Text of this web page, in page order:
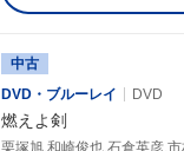
中古
DVD・ブルーレイ
DVD
燃えよ剣